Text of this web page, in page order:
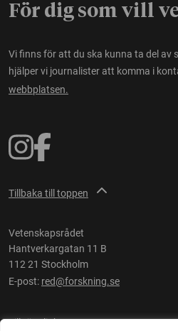
För dig som vill
Vi finns för att du ska kunna ta del av
hjälper vi journalister att komma i
webbplatsen.
Tillbaka till toppen
Vetenskapsrådet
Hantverkargatan 11 B
112 21 Stockholm
E-post: red@forskning.se
Tillgänglighet